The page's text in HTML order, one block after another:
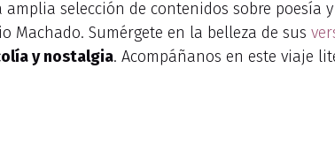
selección de contenidos sobre poesía y
Machado. Sumérgete en la belleza de sus
y nostalgia. Acompáñanos en este viaje